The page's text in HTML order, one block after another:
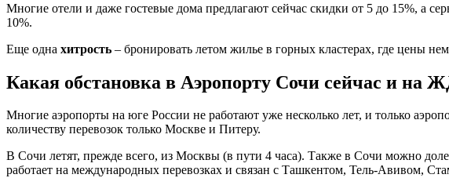
Многие отели и даже гостевые дома предлагают сейчас скидки от 5 до 15%, а
10%.
Еще одна хитрость – бронировать летом жилье в горных кластерах, где цены
Какая обстановка в Аэропорту Сочи сейчас и на
Многие аэропорты на юге России не работают уже несколько лет, и только
количеству перевозок только Москве и Питеру.
В Сочи летят, прежде всего, из Москвы (в пути 4 часа). Также в Сочи можно
работает на международных перевозках и связан с Ташкентом, Тель-Авивом,